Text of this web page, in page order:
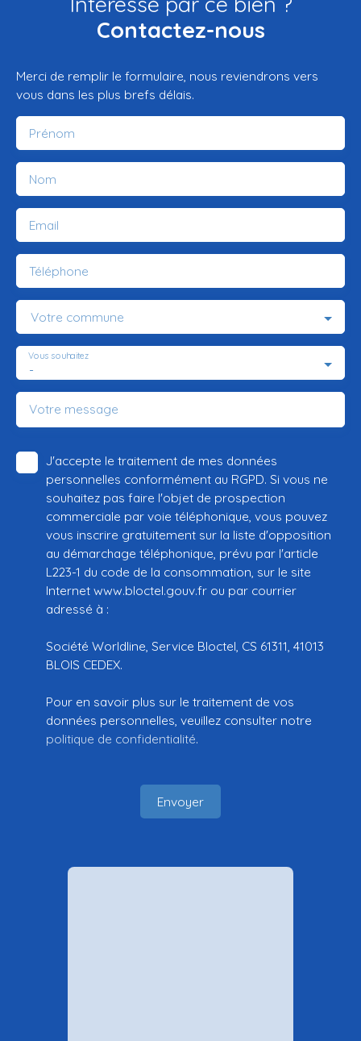
Contactez-nous
Merci de remplir le formulaire, nous reviendrons vers
vous dans les plus brefs délais.
Prénom
Nom
Email
Téléphone
Votre commune
-
Vous souhaitez
Votre message
J'accepte le traitement de mes données
personnelles conformément au RGPD. Si vous ne
souhaitez pas faire l'objet de prospection
commerciale par voie téléphonique, vous pouvez
vous inscrire gratuitement sur la liste d'opposition
au démarchage téléphonique, prévu par l'article
L223-1 du code de la consommation, sur le site
Internet www.bloctel.gouv.fr ou par courrier
adressé à :
Société Worldline, Service Bloctel, CS 61311, 41013
BLOIS CEDEX.
Pour en savoir plus sur le traitement de vos
données personnelles, veuillez consulter notre
politique de confidentialité.
Envoyer